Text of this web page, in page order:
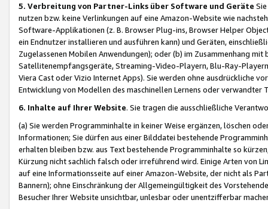
5. Verbreitung von Partner-Links über Software und Geräte
nutzen bzw. keine Verlinkungen auf eine Amazon-Website wie
Software-Applikationen (z. B. Browser Plug-ins, Browser Helper
ein Endnutzer installieren und ausführen kann) und Geräten,
Zugelassenen Mobilen Anwendungen); oder (b) im Zusammenhang
Satellitenempfangsgeräte, Streaming-Video-Playern, Blu-Ray-
Viera Cast oder Vizio Internet Apps). Sie werden ohne ausdrückliche
Entwicklung von Modellen des maschinellen Lernens oder
6. Inhalte auf Ihrer Website. Sie tragen die ausschließliche
(a) Sie werden Programminhalte in keiner Weise ergänzen, löschen
Informationen; Sie dürfen aus einer Bilddatei bestehende
erhalten bleiben bzw. aus Text bestehende Programminhalte so
Kürzung nicht sachlich falsch oder irreführend wird. Einige Arten von
auf eine Informationsseite auf einer Amazon-Website, der nicht als
Bannern); ohne Einschränkung der Allgemeingültigkeit des
Besucher Ihrer Website unsichtbar, unlesbar oder unentzifferbar